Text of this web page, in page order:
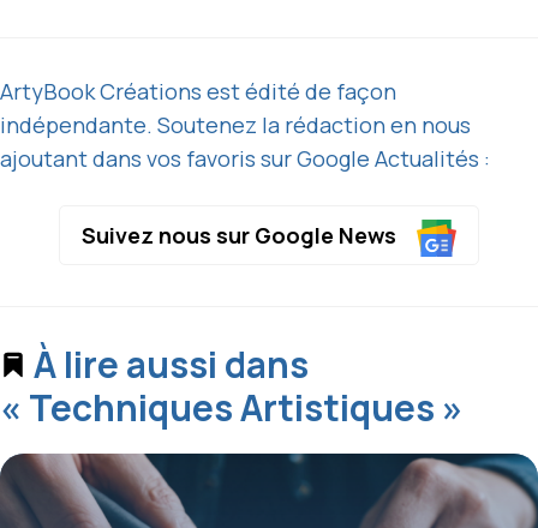
ArtyBook Créations est édité de façon
indépendante. Soutenez la rédaction en nous
ajoutant dans vos favoris sur Google Actualités :
Suivez nous sur Google News
À lire aussi dans
« Techniques Artistiques »